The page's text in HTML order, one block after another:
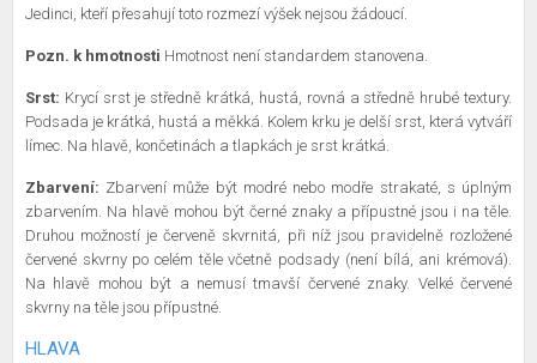
Jedinci, kteří přesahují toto rozmezí výšek nejsou žádoucí.
Pozn. k hmotnosti Hmotnost není standardem stanovena.
Srst: Krycí srst je středně krátká, hustá, rovná a středně hrubé textury.
Podsada je krátká, hustá a měkká. Kolem krku je delší srst, která vytváří
límec. Na hlavě, končetinách a tlapkách je srst krátká.
Zbarvení: Zbarvení může být modré nebo modře strakaté, s úplným
zbarvením. Na hlavě mohou být černé znaky a přípustné jsou i na těle.
Druhou možností je červeně skvrnitá, při níž jsou pravidelně rozložené
červené skvrny po celém těle včetně podsady (není bílá, ani krémová).
Na hlavě mohou být a nemusí tmavší červené znaky. Velké červené
skvrny na těle jsou přípustné.
HLAVA